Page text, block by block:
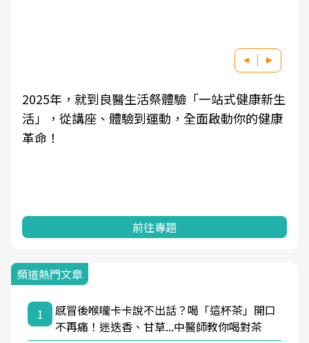
良醫健康網從「換季的身體變化」出發，透過醫
學觀點與日常感受的對話，建立對亞健康的認
知，進而引導實際的改善行動。
前往專題
頻道熱門文章
1
感冒後喉嚨卡卡說不出話？喝「這杯茶」開口
不再痛！迷迭香、甘草...中醫師教你喝對茶